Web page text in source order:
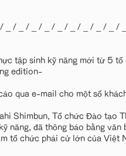
_ / _ / _ / _ / _ / _ / _ / _ / _
tập sinh kỹ năng mới từ 5
edition-
qua e-mail cho một số
Shimbun, Tổ chức Đào tạo
năng, đã thông báo bằng
tổ chức phái cử lớn của Việt